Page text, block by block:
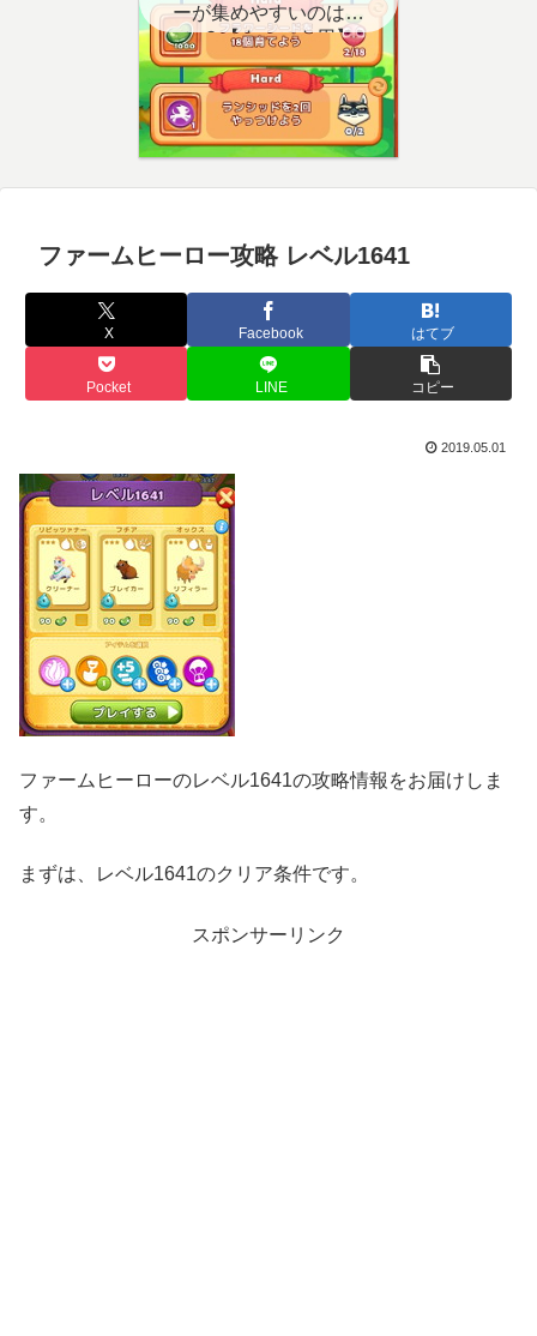
ーが集めやすいのはど
こ？【クエスト用】
ファームヒーロー攻略 レベル1641
X Facebook はてブ
Pocket LINE コピー
2019.05.01
ファームヒーローのレベル1641の攻略情報をお届けしま
す。
まずは、レベル1641のクリア条件です。
スポンサーリンク